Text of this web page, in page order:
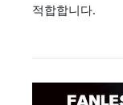
적합합니다.